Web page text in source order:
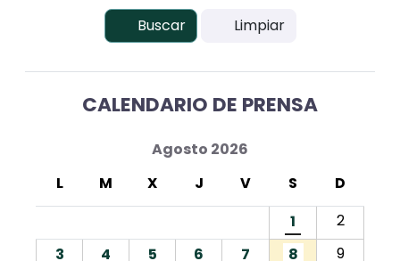
Buscar
Calendario de Prensa para Agosto 2026
L M X J V S
D
1
2